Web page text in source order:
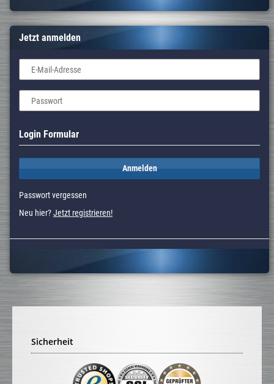
Jetzt anmelden
E-Mail-Adresse
Passwort
Login Formular
Anmelden
Passwort vergessen
Neu hier?Jetzt registrieren!
Sicherheit